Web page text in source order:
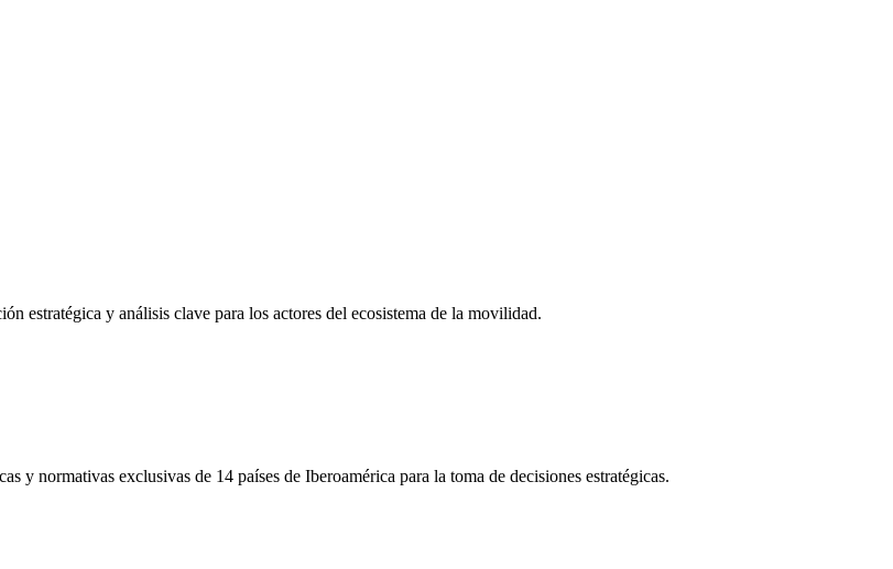
estratégica y análisis clave para los actores del ecosistema de la movilidad.
y normativas exclusivas de 14 países de Iberoamérica para la toma de decisiones estratégicas.